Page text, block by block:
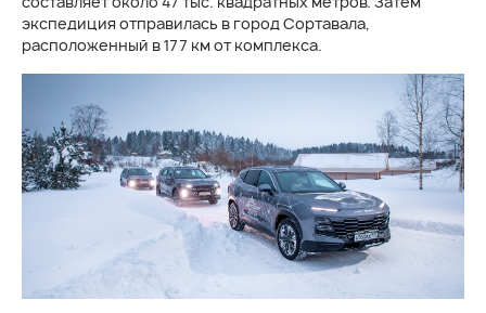
экспедиция отправилась в город Сортавала,
расположенный в 177 км от комплекса.